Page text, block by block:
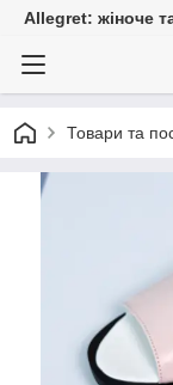
Allegret: жіноче
Товари та